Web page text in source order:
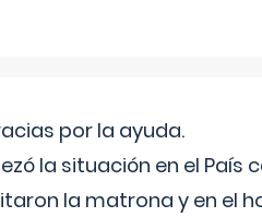
por la ayuda.
la situación en el
la matrona y en el